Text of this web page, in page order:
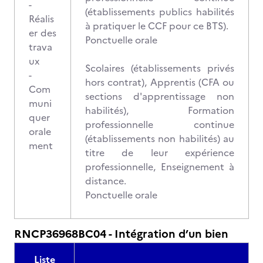
-
Réalis
er des
trava
ux
-
Com
muni
quer
orale
ment
(établissements publics habilités
à pratiquer le CCF pour ce BTS).
Ponctuelle orale
Scolaires (établissements privés
hors contrat), Apprentis (CFA ou
sections d'apprentissage non
habilités), Formation
professionnelle continue
(établissements non habilités) au
titre de leur expérience
professionnelle, Enseignement à
distance.
Ponctuelle orale
RNCP36968BC04 - Intégration d’un bien
Liste